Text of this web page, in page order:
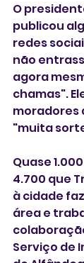
O
publicou
redes
não
agora
chamas".
moradores
"muita
Quase
4.700 que
à cidade
área e
Serviço de